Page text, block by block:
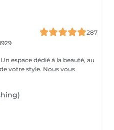
287
espace dédié à la beauté, au
style. Nous vous